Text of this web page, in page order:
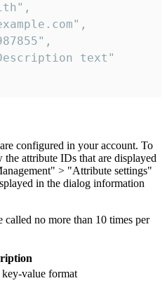
text"
configured in your account. To
attribute IDs that are displayed
> "Attribute settings"
in the dialog information
no more than 10 times per
value format